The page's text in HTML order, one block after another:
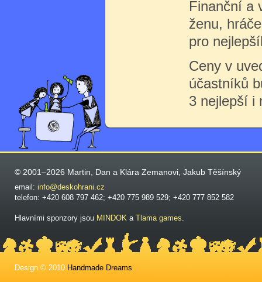
Finanční a
ženu,
pro
Ceny v
účastníků
3 nejlepší i
© 2001–2026 Martin, Dan a Klára Zemanovi, Jakub Těšínský
email: info@deskohrani.cz
telefon: +420 608 797 462; +420 775 989 529; +420 777 852 582
Hlavními sponzory jsou MINDOK a Tlama games.
Design © 2010 Handmade Dreams